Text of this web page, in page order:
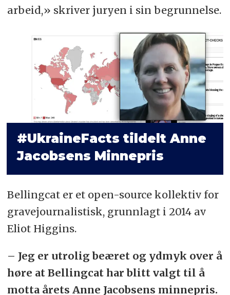
arbeid,» skriver juryen i sin begrunnelse.
#UkraineFacts tildelt Anne
Jacobsens Minnepris
Bellingcat er et open-source kollektiv for
gravejournalistisk, grunnlagt i 2014 av
Eliot Higgins.
– Jeg er utrolig beæret og ydmyk over å
høre at Bellingcat har blitt valgt til å
motta årets Anne Jacobsens minnepris.